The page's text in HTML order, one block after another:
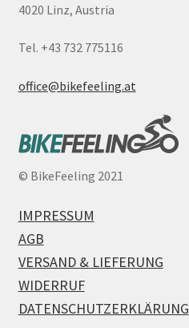
4020 Linz, Austria
Tel. +43 732 775116
office@bikefeeling.at
© BikeFeeling 2021
IMPRESSUM
AGB
VERSAND & LIEFERUNG
WIDERRUF
DATENSCHUTZERKLÄRUNG